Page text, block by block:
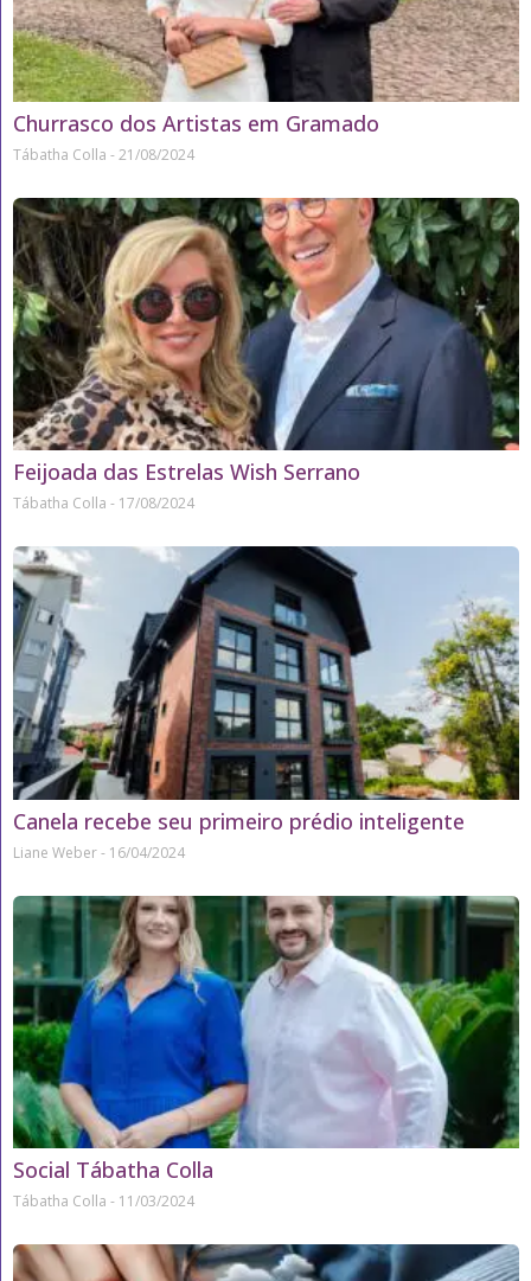
Churrasco dos Artistas em Gramado
Tábatha Colla 21/08/2024
Feijoada das Estrelas Wish Serrano
Tábatha Colla 17/08/2024
Canela recebe seu primeiro prédio inteligente
Liane Weber 16/04/2024
Social Tábatha Colla
Tábatha Colla 11/03/2024